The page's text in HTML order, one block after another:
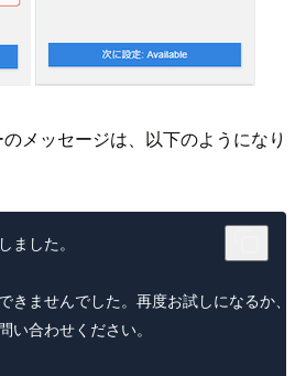
メッセージは、以下のようになり
ました。
きませんでした。再度お試しになるか、
い合わせください。